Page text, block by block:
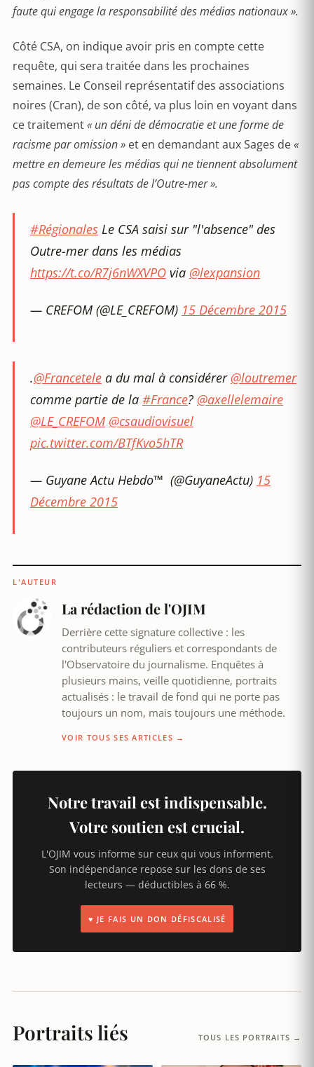
faute qui engage la responsabilité des médias nationaux ».
Côté CSA, on indique avoir pris en compte cette
requête, qui sera traitée dans les prochaines
semaines. Le Conseil représentatif des associations
noires (Cran), de son côté, va plus loin en voyant dans
ce traitement« un déni de démocratie et une forme de
racisme par omission » et en demandant aux Sages de«
mettre en demeure les médias qui ne tiennent absolument
pas compte des résultats de l’Outre-mer ».
#Régionales Le CSA saisi sur "l'absence" des
Outre-mer dans les médias
https://t.co/R7j6nWXVPO via @lexpansion
— CREFOM (@LE_CREFOM) 15 Décembre 2015
.@Francetele a du mal à considérer @loutremer
comme partie de la #France? @axellelemaire
@LE_CREFOM @csaudiovisuel
pic.twitter.com/BTfKvo5hTR
— Guyane Actu Hebdo™ ‏ (@GuyaneActu) 15
Décembre 2015
L'AUTEUR
La rédaction de l'OJIM
Derrière cette signature collective : les
contributeurs réguliers et correspondants de
l'Observatoire du journalisme. Enquêtes à
plusieurs mains, veille quotidienne, portraits
actualisés : le travail de fond qui ne porte pas
toujours un nom, mais toujours une méthode.
VOIR TOUS SES ARTICLES →
Notre travail est indispensable.
Votre soutien est crucial.
L'OJIM vous informe sur ceux qui vous informent.
Son indépendance repose sur les dons de ses
lecteurs — déductibles à 66 %.
♥ JE FAIS UN DON DÉFISCALISÉ
Portraits liés TOUS LES PORTRAITS →